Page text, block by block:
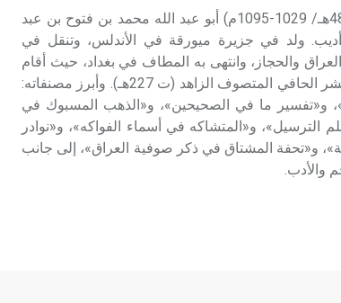
الإنكليزية أب
- هل تعلم أن أبجر Abgar اسم معروف
جيداً يعود إلى عدد من الملوك الذين
حكموا مدينة إديسا (الرها) من أبجر الأول
وحتى التاسع، وهم ينتسبون إلى أسرة
أوسروين
الحميدي (محمد بن فتوح -) (قبل420-488هـ/ 1029-1095م) أبو عبد الله محمد بن فتوح بن عبد
ولد في جزيرة ميورقة في الأندلس، وتنقل في
والحجاز، وانتهى به المطاف في بغداد، حيث أقام
فيها إلى أن توفي، ودفن إلى جانب قبر بشر الحافي المتصوف الزاهد (ت 227هـ). وأبرز مصنفاته:
و«تفسير ما في الصحيحين»، و«الذهب المسبوك في
و«المتشاكه في أسماء الفواكه»، و«نوادر
و«تحفة المشتاق في ذكر صوفية العراق»، إلى جانب
والأدب.